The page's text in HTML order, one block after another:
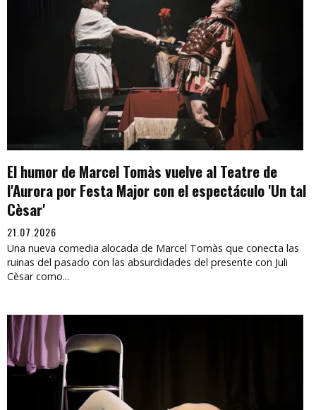
El humor de Marcel Tomàs vuelve al Teatre de
l'Aurora por Festa Major con el espectáculo 'Un tal
Cèsar'
21.07.2026
Una nueva comedia alocada de Marcel Tomàs que conecta las
ruinas del pasado con las absurdidades del presente con Juli
Cèsar como...